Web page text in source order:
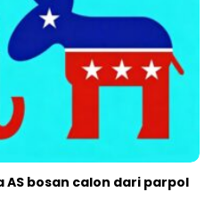
AS bosan calon dari parpol